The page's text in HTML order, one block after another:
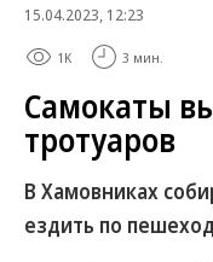
15.04.2023, 12:23
1K 3 мин.
Самокаты
тротуаров
В Хамовниках
ездить по